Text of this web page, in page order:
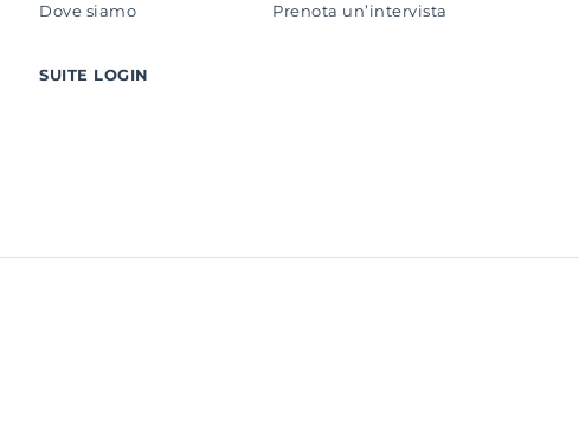
Dove siamo
SUITE LOGIN
Prenota un’intervista